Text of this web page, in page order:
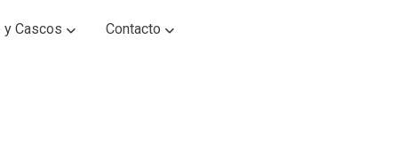
Cascos Contacto